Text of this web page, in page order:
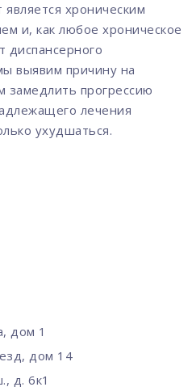
хроническим
и, как любое хроническое
диспансерного
выявим причину на
замедлить прогрессию
лечения
ухудшаться.
дом 1
дом 14
д. 6к1